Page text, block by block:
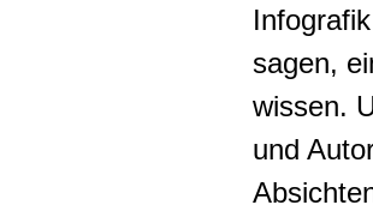
sagen,
wissen.
und